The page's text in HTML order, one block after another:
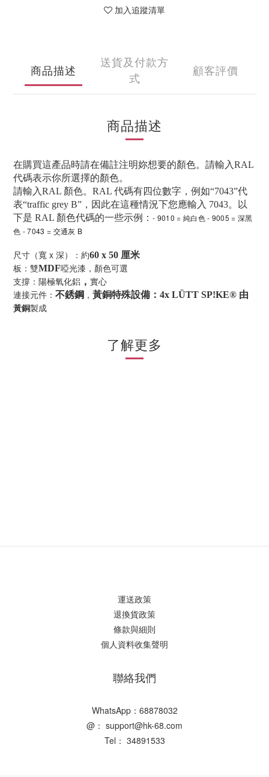
加入追蹤清單
商品描述
送貨及付款方
式
顧客評價
商品描述
在購買這產品時請在備註注明妳想要的顏色。請輸入RAL
代碼表示你所選擇的顏色。
請輸入RAL 顏色。RAL 代碼有四位數字，例如“7043”代
表“traffic grey B”，因此在這種情況下您應輸入 7043。以
下是 RAL 顏色代碼的一些示例： - 9010 = 純白色 - 9005 = 深黑
色 - 7043 = 交通灰 B
尺寸（寬 x 深）：約60 x 50 厘米
板：雙MDF啞光漆，顏色可選
支撐：陽極氧化鋁 ， 實心
連接元件： 不銹鋼 ， 黃銅特殊設備：4x LÜTT SP!KE® 由
黃銅製成
了解更多
運送政策
退換貨政策
條款與細則
個人資料收集聲明
聯絡我們
WhatsApp：68878032
@： support@hk-68.com
Tel： 34891533